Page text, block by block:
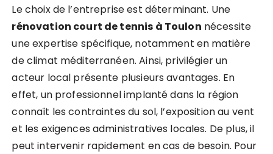
Le choix de l’entreprise est déterminant. Une
rénovation court de tennis à Toulon nécessite
une expertise spécifique, notamment en matière
de climat méditerranéen. Ainsi, privilégier un
acteur local présente plusieurs avantages. En
effet, un professionnel implanté dans la région
connaît les contraintes du sol, l’exposition au vent
et les exigences administratives locales. De plus, il
peut intervenir rapidement en cas de besoin. Pour